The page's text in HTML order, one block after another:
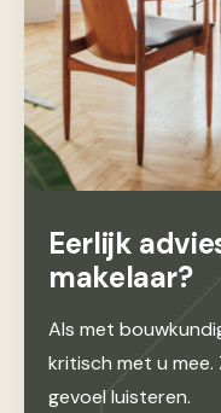
Eerlijk
makelaar?
Als met
kritisch met u mee.
gevoel luisteren.